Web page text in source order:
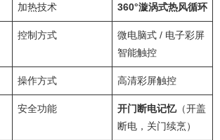
加热技术 360°漩涡式热风循环
控制方式
微电脑式 / 电子彩屏
智能触控
操作方式 高清彩屏触控
安全功能 开门断电记忆（开盖
断电，关门续烹）